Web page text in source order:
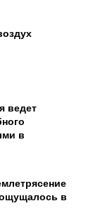
ведет
в
ощущалось в